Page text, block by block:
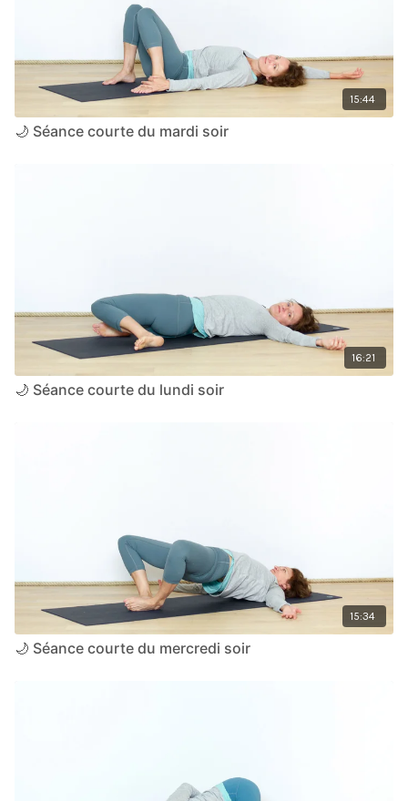
15:44
🌙 Séance courte du mardi soir
16:21
🌙 Séance courte du lundi soir
15:34
🌙 Séance courte du mercredi soir